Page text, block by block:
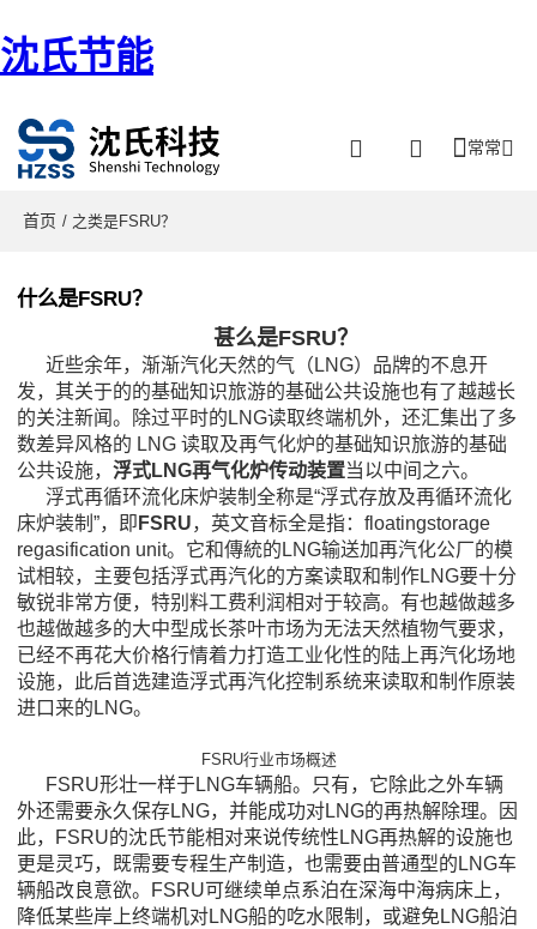
沈氏节能
常常
首页 / 之类是FSRU？
什么是FSRU？
甚么是FSRU？
近些余年，渐渐汽化天然的气（LNG）品牌的不息开
发，其关于的的基础知识旅游的基础公共设施也有了越越长
的关注新闻。除过平时的LNG读取终端机外，还汇集出了多
数差异风格的 LNG 读取及再气化炉的基础知识旅游的基础
公共设施，浮式LNG再气化炉传动装置当以中间之六。
浮式再循环流化床炉装制全称是“浮式存放及再循环流化
床炉装制”，即 FSRU，英文音标全是指：floatingstorage
regasification unit。它和傳統的LNG输送加再汽化公厂的模
试相较，主要包括浮式再汽化的方案读取和制作LNG要十分
敏锐非常方便，特别料工费利润相对于较高。有也越做越多
也越做越多的大中型成长茶叶市场为无法天然植物气要求，
已经不再花大价格行情着力打造工业化性的陆上再汽化场地
设施，此后首选建造浮式再汽化控制系统来读取和制作原装
进口来的LNG。
FSRU行业市场概述
FSRU形壮一样于LNG车辆船。只有，它除此之外车辆
外还需要永久保存LNG，并能成功对LNG的再热解除理。因
此，FSRU的沈氏节能相对来说传统性LNG再热解的设施也
更是灵巧，既需要专程生产制造，也需要由普通型的LNG车
辆船改良意欲。FSRU可继续单点系泊在深海中海病床上，
降低某些岸上终端机对LNG船的吃水限制，或避免LNG船泊